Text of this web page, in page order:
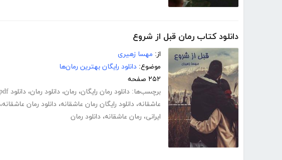
دانلود کتاب رمان قبل از شروع
از: مهسا زهیری
موضوع: دانلود رایگان بهترین رمان‌ها
۲۵۲ صفحه
برچسب‌ها: دانلود رمان رایگان، رمان، دانلود رمان، دانلود pdf رمان
عاشقانه، دانلود رایگان رمان عاشقانه، دانلود رمان عاشقانه،
ایرانی، رمان عاشقانه، دانلود رمان